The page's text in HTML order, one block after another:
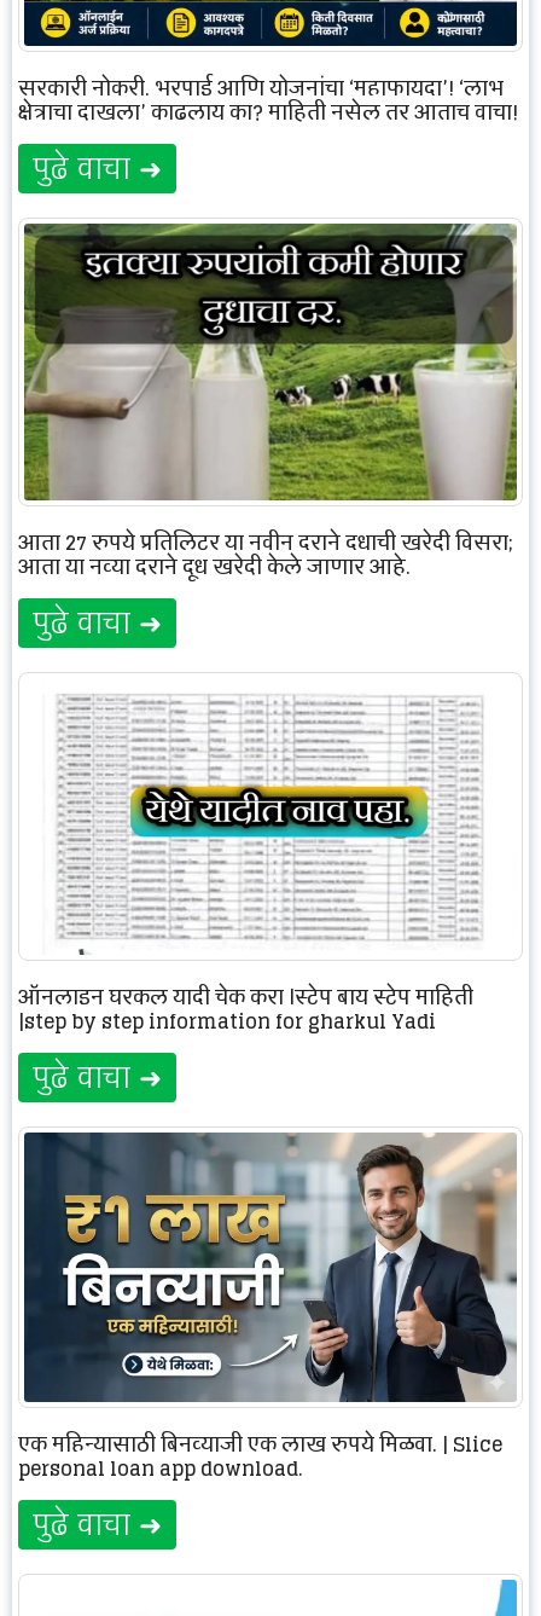
सरकारी नोकरी, भरपाई आणि योजनांचा ‘महाफायदा’! ‘लाभ
क्षेत्राचा दाखला’ काढलाय का? माहिती नसेल तर आताच वाचा!
पुढे वाचा ➜
आता 27 रुपये प्रतिलिटर या नवीन दराने दुधाची खरेदी विसरा;
आता या नव्या दराने दूध खरेदी केले जाणार आहे.
पुढे वाचा ➜
ऑनलाइन घरकुल यादी चेक करा |स्टेप बाय स्टेप माहिती
|step by step information for gharkul Yadi
पुढे वाचा ➜
एक महिन्यासाठी बिनव्याजी एक लाख रुपये मिळवा. | Slice
personal loan app download.
पुढे वाचा ➜